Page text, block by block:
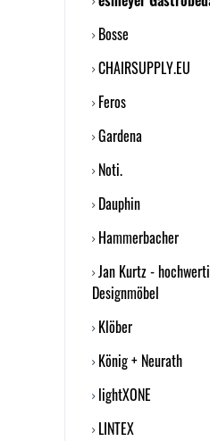
Bosse
CHAIRSUPPLY.EU
Feros
Gardena
Noti.
Dauphin
Hammerbacher
Jan Kurtz -
Designmöbel
Klöber
König + Neurath
lightXONE
LINTEX